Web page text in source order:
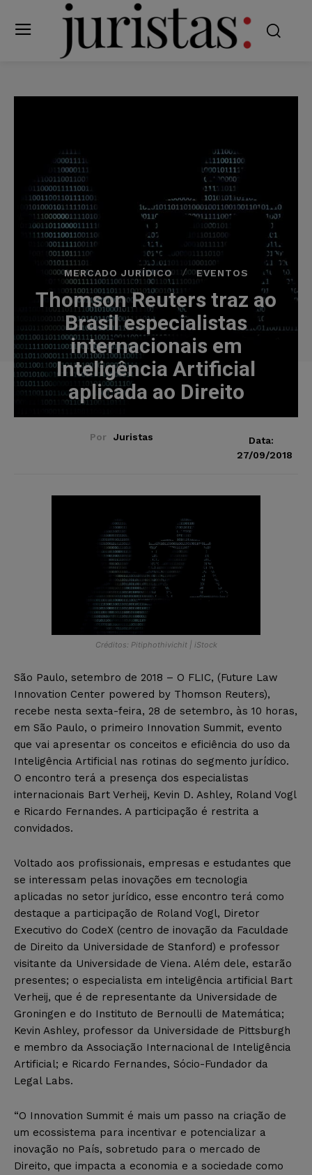
MERCADO JURÍDICO EVENTOS
Thomson Reuters traz ao
Brasil especialistas
internacionais em
Inteligência Artificial
aplicada ao Direito
Por Juristas
Data:
27/09/2018
Créditos: Pitiphothivichit | iStock
São Paulo, setembro de 2018 – O FLIC, (Future Law
Innovation Center powered by Thomson Reuters),
recebe nesta sexta-feira, 28 de setembro, às 10 horas,
em São Paulo, o primeiro Innovation Summit, evento
que vai apresentar os conceitos e eficiência do uso da
Inteligência Artificial nas rotinas do segmento jurídico.
O encontro terá a presença dos especialistas
internacionais Bart Verheij, Kevin D. Ashley, Roland Vogl
e Ricardo Fernandes. A participação é restrita a
convidados.
Voltado aos profissionais, empresas e estudantes que
se interessam pelas inovações em tecnologia
aplicadas no setor jurídico, esse encontro terá como
destaque a participação de Roland Vogl, Diretor
Executivo do CodeX (centro de inovação da Faculdade
de Direito da Universidade de Stanford) e professor
visitante da Universidade de Viena. Além dele, estarão
presentes; o especialista em inteligência artificial Bart
Verheij, que é de representante da Universidade de
Groningen e do Instituto de Bernoulli de Matemática;
Kevin Ashley, professor da Universidade de Pittsburgh
e membro da Associação Internacional de Inteligência
Artificial; e Ricardo Fernandes, Sócio-Fundador da
Legal Labs.
“O Innovation Summit é mais um passo na criação de
um ecossistema para incentivar e potencializar a
inovação no País, sobretudo para o mercado de
Direito, que impacta a economia e a sociedade como